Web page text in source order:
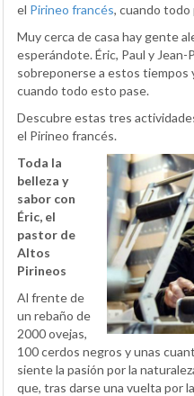
el Pirineo francés, cuando todo
Muy cerca de casa hay gente
esperándote. Éric, Paul y Jean-
sobreponerse a estos tiempos
cuando todo esto pase.
Descubre estas tres
el Pirineo francés.
Toda la
belleza y
sabor con
Éric, el
pastor de
Altos
Pirineos
Al frente de
un rebaño de
2000 ovejas,
100 cerdos negros y unas
siente la pasión por la
que, tras darse una vuelta por